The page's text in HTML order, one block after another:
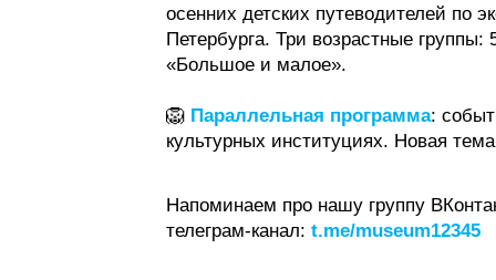
осенних детских путеводителей по
Петербурга. Три возрастные
«Большое и малое».
🦁 Параллельная программа:
культурных институциях. Новая
Напоминаем про нашу группу
телеграм-канал: t.me/museum12345